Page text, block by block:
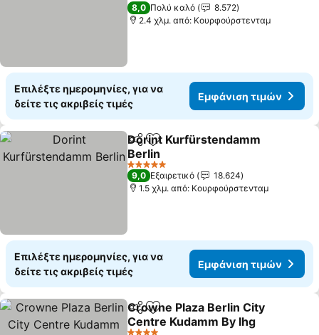
8,0 Πολύ καλό
8.572
2.4 χλμ. από: Κουρφούρστενταμ
Επιλέξτε ημερομηνίες, για να
δείτε τις ακριβείς τιμές
Εμφάνιση τιμών
Κοινοποίηση
Προσθήκη στα αγαπημένα
Dorint Kurfürstendamm
Berlin
5 Αστέρια
9,0 Εξαιρετικό
18.624
1.5 χλμ. από: Κουρφούρστενταμ
Επιλέξτε ημερομηνίες, για να
δείτε τις ακριβείς τιμές
Εμφάνιση τιμών
Κοινοποίηση
Προσθήκη στα αγαπημένα
Crowne Plaza Berlin City
Centre Kudamm By Ihg